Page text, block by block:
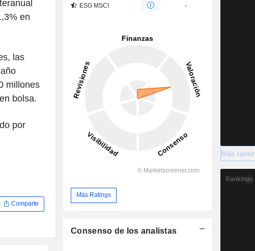
en
las
millones
bolsa.
por
Comparte
ESG MSCI -
Más Ratings
Consenso de los analistas
Más
Rankings